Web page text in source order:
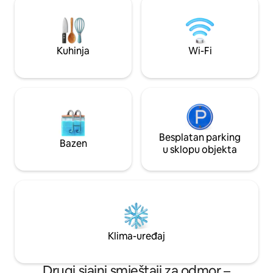
terasa za promatranje na krovu:
luksuzne stolice od ratana, umjetna
trava i divovski suncobrani na trećem
katu.Mt.Fuji, jezero, izlazak sunca,
nebo vrhunska su sjedala!Uživajte u
dizajn: dizajnirao ga je japanski
profesionalni dizajner, a izgradila ga je
velika arhitektonska tvrtka.Visoka
otpornost na potrese, siguran i udoban
odlična za obiteljski odmor i grupni
zgradu postoji posebno parkirališno
Ljeti su lavanda i hortenzije čarobne uz
održavaju u jesen Zimi se u jezeru vidi
sadržaje kako bi
inozemstva.
mjesta s
planinu Fuji. ◆ Lokacija: prikladna i
hoda od stanice
Highland udaljen
jezero
Gotemba Outlet
U blizini se
razdoblja Showa i
planinu Fuji:
minuta hoda
Kuhinja Wi-Fi
Bazen
Besplatan parking
u sklopu objekta
Klima-uređaj